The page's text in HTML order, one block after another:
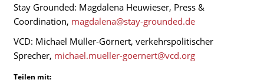
Stay Grounded: Magdalena Heuwieser, Press &
Coordination, magdalena@stay-grounded.de
VCD: Michael Müller-Görnert, verkehrspolitischer
Sprecher, michael.mueller-goernert@vcd.org
Teilen mit: